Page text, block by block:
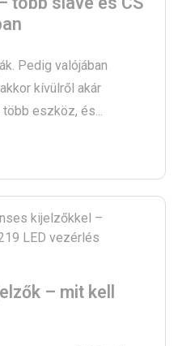
Pedig valójában
kívülről akár
eszköz, és...
– mit kell